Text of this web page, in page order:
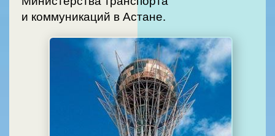
и коммуникаций в Астане.